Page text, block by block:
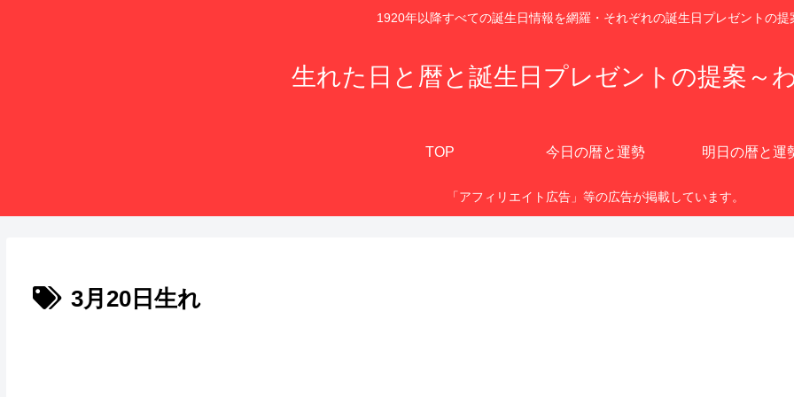
1920年以降すべての誕生日情報を網羅・それぞれの誕生日プレゼントの提
生れた日と暦と誕生日プレゼントの提案～
TOP 今日の暦と運勢 明日の暦と運
「アフィリエイト広告」等の広告が掲載しています。
3月20日生れ